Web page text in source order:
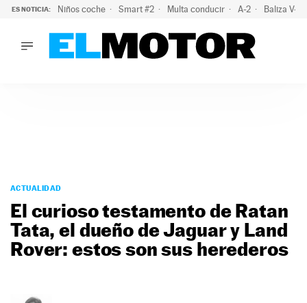
ES NOTICIA: Niños coche Smart #2 Multa conducir A-2 Baliza V-
PODCAST
MOTOS
TECNOLOGÍA
SUPERCOCHES
SERVICIOS
ACTUALIDAD
El curioso testamento de Ratan
Tata, el dueño de Jaguar y Land
Rover: estos son sus herederos